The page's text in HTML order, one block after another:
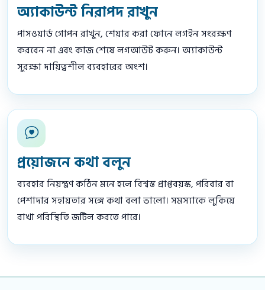
অ্যাকাউন্ট নিরাপদ রাখুন
পাসওয়ার্ড গোপন রাখুন, শেয়ার করা ফোনে লগইন সংরক্ষণ
করবেন না এবং কাজ শেষে লগআউট করুন। অ্যাকাউন্ট
সুরক্ষা দায়িত্বশীল ব্যবহারের অংশ।
প্রয়োজনে কথা বলুন
ব্যবহার নিয়ন্ত্রণ কঠিন মনে হলে বিশ্বস্ত প্রাপ্তবয়স্ক, পরিবার বা
পেশাদার সহায়তার সঙ্গে কথা বলা ভালো। সমস্যাকে লুকিয়ে
রাখা পরিস্থিতি জটিল করতে পারে।